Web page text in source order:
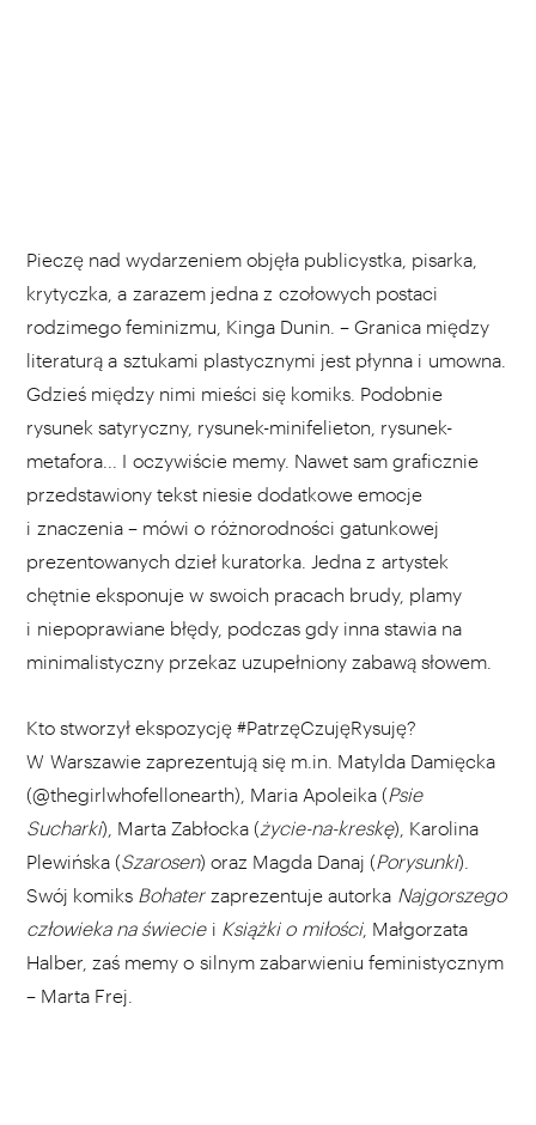
Pieczę nad wydarzeniem objęła publicystka, pisarka,
krytyczka, a zarazem jedna z czołowych postaci
rodzimego feminizmu, Kinga Dunin. – Granica między
literaturą a sztukami plastycznymi jest płynna i umowna.
Gdzieś między nimi mieści się komiks. Podobnie
rysunek satyryczny, rysunek-minifelieton, rysunek-
metafora... I oczywiście memy. Nawet sam graficznie
przedstawiony tekst niesie dodatkowe emocje
i znaczenia – mówi o różnorodności gatunkowej
prezentowanych dzieł kuratorka. Jedna z artystek
chętnie eksponuje w swoich pracach brudy, plamy
i niepoprawiane błędy, podczas gdy inna stawia na
minimalistyczny przekaz uzupełniony zabawą słowem.
Kto stworzył ekspozycję #PatrzęCzujęRysuję?
W Warszawie zaprezentują się m.in. Matylda Damięcka
(@thegirlwhofellonearth), Maria Apoleika (Psie
Sucharki), Marta Zabłocka (życie-na-kreskę), Karolina
Plewińska (Szarosen) oraz Magda Danaj (Porysunki).
Swój komiks Bohater zaprezentuje autorka Najgorszego
człowieka na świecie i Książki o miłości, Małgorzata
Halber, zaś memy o silnym zabarwieniu feministycznym
– Marta Frej.